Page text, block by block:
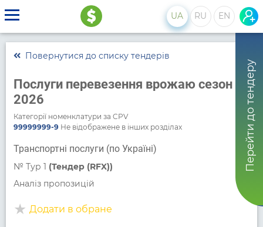
UA RU EN
Перейти до тендеру
Повернутися до списку тендерів
Послуги перевезення врожаю сезон
2026
Категорії номенклатури за CPV
99999999-9Не відображене в інших розділах
Транспортні послуги (по Україні)
№ Тур 1 (Тендер (RFX))
Аналіз пропозицій
Додати в обране